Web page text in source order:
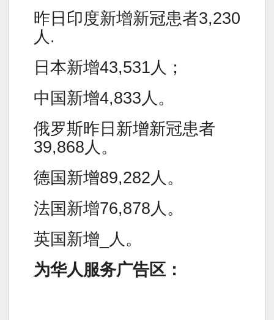
昨日印度新增新冠患者3,230
人.
日本新增43,531人；
中国新增4,833人。
俄罗斯昨日新增新冠患者
39,868人。
德国新增89,282人。
法国新增76,878人。
英国新增_人。
为华人服务广告区：